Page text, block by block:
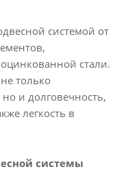
системой от
стали.
только
и долговечность,
легкость в
системы